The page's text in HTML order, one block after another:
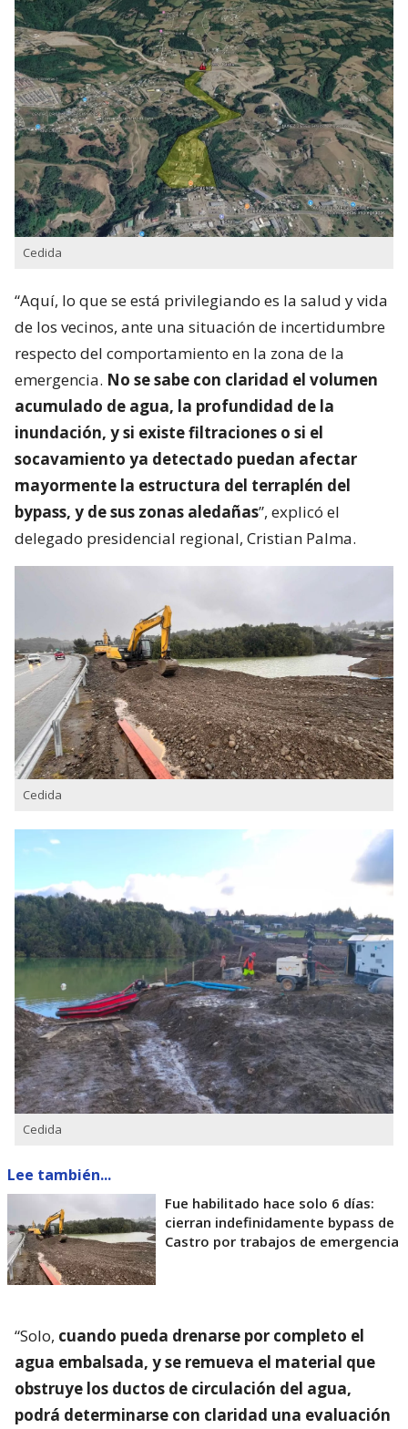
Cedida
“Aquí, lo que se está privilegiando es la salud y vida
de los vecinos, ante una situación de incertidumbre
respecto del comportamiento en la zona de la
emergencia. No se sabe con claridad el volumen
acumulado de agua, la profundidad de la
inundación, y si existe filtraciones o si el
socavamiento ya detectado puedan afectar
mayormente la estructura del terraplén del
bypass, y de sus zonas aledañas”, explicó el
delegado presidencial regional, Cristian Palma.
Cedida
Cedida
Lee también...
Fue habilitado hace solo 6 días:
cierran indefinidamente bypass de
Castro por trabajos de emergencia
“Solo, cuando pueda drenarse por completo el
agua embalsada, y se remueva el material que
obstruye los ductos de circulación del agua,
podrá determinarse con claridad una evaluación